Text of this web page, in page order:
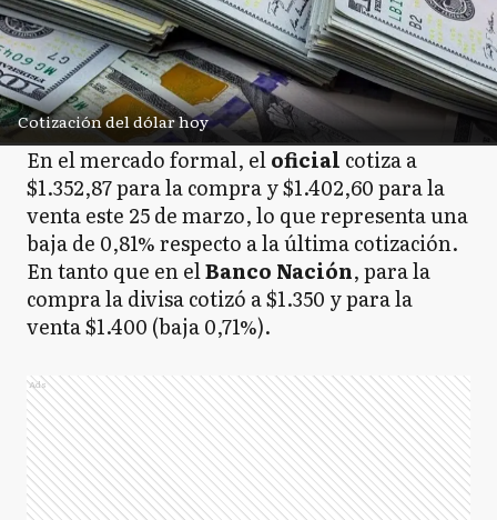
Cotización del dólar hoy
En el mercado formal, eloficial cotiza a
$1.352,87 para la compra y $1.402,60 para la
venta este 25 de marzo, lo que representa una
baja de 0,81% respecto a la última cotización.
En tanto que en elBanco Nación, para la
compra la divisa cotizó a $1.350 y para la
venta $1.400 (baja 0,71%).
Ads